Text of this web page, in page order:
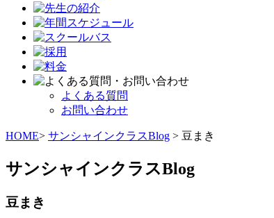
よくある質問
お問い合わせ
HOME> サンシャインクラスBlog > 豆まき
サンシャインクラスBlog
豆まき